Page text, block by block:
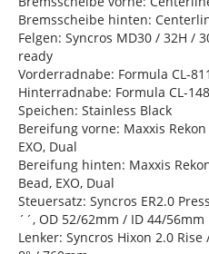
Bremsscheibe hinten:
Felgen: Syncros MD30 / 32H /
ready
Vorderradnabe: Formula CL-
Hinterradnabe: Formula CL-
Speichen: Stainless Black
Bereifung vorne: Maxxis
EXO, Dual
Bereifung hinten: Maxxis
Bead, EXO, Dual
Steuersatz: Syncros ER2.0
´´, OD 52/62mm / ID 44/56mm
Lenker: Syncros Hixon 2.0